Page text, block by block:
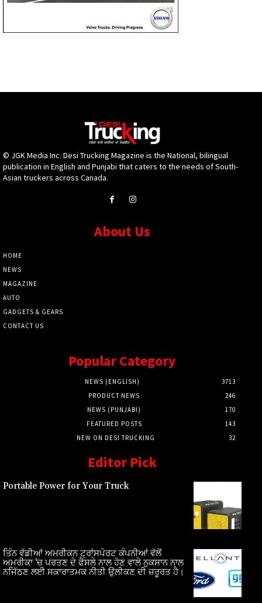
© JGK Media Inc. Desi Trucking Magazine is the National, bilingual
publication in English and Punjabi that caters to the needs of South-
Asian truckers across Canada.
About Us
HOME
NEWS
MAGAZINE
AUTO
GADGETS & GEARS
CONTACT US
Popular Category
NEWS (ENGLISH)
3713
PRODUCT NEWS
246
NEWS (PUNJABI)
170
FEATURED POSTS
143
NEW ON DESI TRUCKING
32
Editor Pick
Portable Power for Your Truck
ਤਿੰਨ ਵੱਡੀਆਂ ਅਮਰੀਕਨ ਟ੍ਰਾਂਸਪੋਰਟ ਕੰਪਨੀਆਂ ਵੱਲੋਂ
ਅਮਰੀਕਾ ‘ਚ ਪਰਤਣ ਦੇ ਫੈਸਲੇ ਨਾਲ ਹੋਣ ਵਾਲੇ ਨੁਕਸਾਨ ਨਾਲ
ਨਜਿੱਠਣ ਲਈ ਸਕਾਰਾਤਮਕ ਨੀਤੀ ਉਲੀਕਣ ਦੀ ਜ਼ਰੂਰਤ ਹੈ।